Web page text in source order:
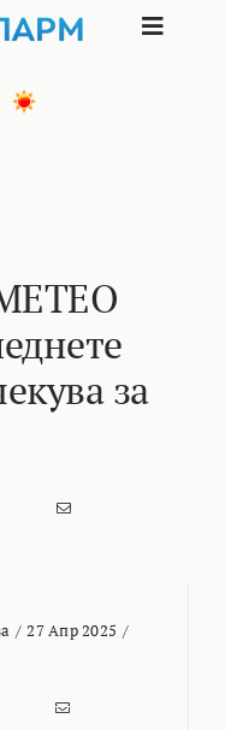
Toggle
за
/ 27 Апр 2025 /